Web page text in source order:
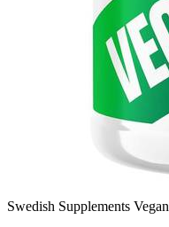
Swedish Supplements Vegan